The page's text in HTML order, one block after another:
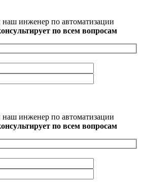
инженер по автоматизации
по всем вопросам
инженер по автоматизации
по всем вопросам